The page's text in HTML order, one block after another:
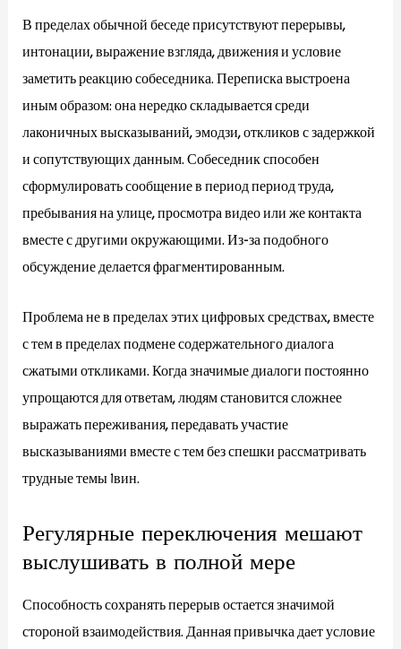
В пределах обычной беседе присутствуют перерывы,
интонации, выражение взгляда, движения и условие
заметить реакцию собеседника. Переписка выстроена
иным образом: она нередко складывается среди
лаконичных высказываний, эмодзи, откликов с задержкой
и сопутствующих данным. Собеседник способен
сформулировать сообщение в период период труда,
пребывания на улице, просмотра видео или же контакта
вместе с другими окружающими. Из-за подобного
обсуждение делается фрагментированным.
Проблема не в пределах этих цифровых средствах, вместе
с тем в пределах подмене содержательного диалога
сжатыми откликами. Когда значимые диалоги постоянно
упрощаются для ответам, людям становится сложнее
выражать переживания, передавать участие
высказываниями вместе с тем без спешки рассматривать
трудные темы 1вин.
Регулярные переключения мешают
выслушивать в полной мере
Способность сохранять перерыв остается значимой
стороной взаимодействия. Данная привычка дает условие